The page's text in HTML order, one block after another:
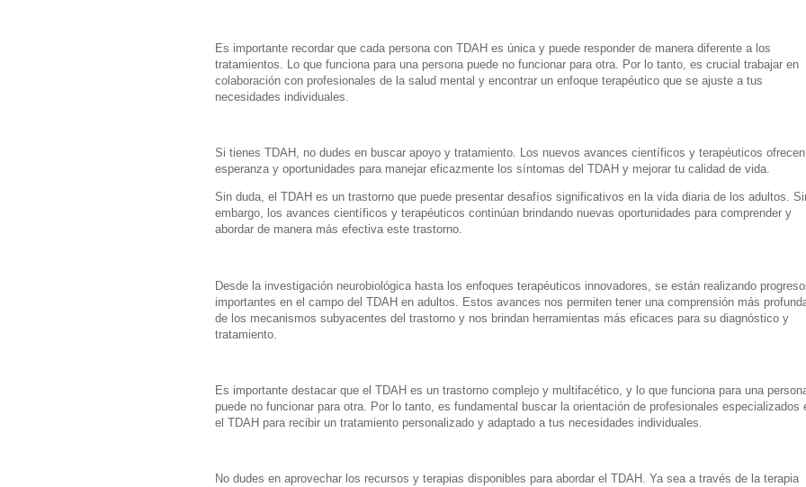
Es importante recordar que cada persona con TDAH es única y puede responder de manera diferente a los
tratamientos. Lo que funciona para una persona puede no funcionar para otra. Por lo tanto, es crucial trabajar en
colaboración con profesionales de la salud mental y encontrar un enfoque terapéutico que se ajuste a tus
necesidades individuales.
Si tienes TDAH, no dudes en buscar apoyo y tratamiento. Los nuevos avances científicos y terapéuticos ofrecen
esperanza y oportunidades para manejar eficazmente los síntomas del TDAH y mejorar tu calidad de vida.
Sin duda, el TDAH es un trastorno que puede presentar desafíos significativos en la vida diaria de los adultos.
embargo, los avances científicos y terapéuticos continúan brindando nuevas oportunidades para comprender y
abordar de manera más efectiva este trastorno.
Desde la investigación neurobiológica hasta los enfoques terapéuticos innovadores, se están realizando
importantes en el campo del TDAH en adultos. Estos avances nos permiten tener una comprensión más
de los mecanismos subyacentes del trastorno y nos brindan herramientas más eficaces para su diagnóstico y
tratamiento.
Es importante destacar que el TDAH es un trastorno complejo y multifacético, y lo que funciona para una
puede no funcionar para otra. Por lo tanto, es fundamental buscar la orientación de profesionales especializados
el TDAH para recibir un tratamiento personalizado y adaptado a tus necesidades individuales.
No dudes en aprovechar los recursos y terapias disponibles para abordar el TDAH. Ya sea a través de la terapia